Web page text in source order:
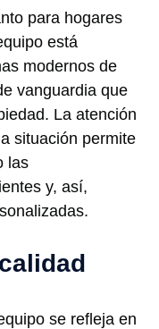
para hogares
está
modernos de
vanguardia que
La atención
situación permite
las
y, así,
se refleja en